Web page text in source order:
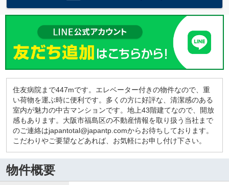
住友病院まで447mです。エレベーター付きの物件なので、重
い荷物を運ぶ時に便利です。多くの方に好評な、清潔感のある
室内が魅力の中古マンションです。地上43階建てなので、開放
感もあります。大阪市福島区の不動産情報を取り扱う当社まで
のご連絡はjapantotal@japantp.comからお待ちしております。
こだわりやご要望などあれば、お気軽にお申し付け下さい。
物件概要